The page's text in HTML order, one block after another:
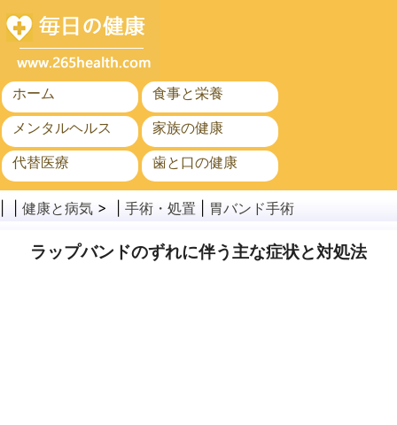
ホーム
食事と栄養
メンタルヘルス
家族の健康
代替医療
歯と口の健康
がん
公衆衛生
健康と病気 > | 手術・処置 胃バンド手術
ラップバンドのずれに伴う主な症状と対処法